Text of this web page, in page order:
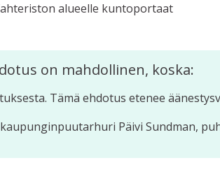
alueelle kuntoportaat
on mahdollinen, koska:
Tämä ehdotus etenee
Päivi Sundman,